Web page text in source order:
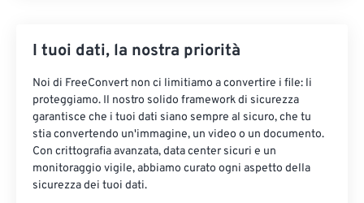
I tuoi dati, la nostra priorità
Noi di FreeConvert non ci limitiamo a convertire i file: li
proteggiamo. Il nostro solido framework di sicurezza
garantisce che i tuoi dati siano sempre al sicuro, che tu
stia convertendo un'immagine, un video o un documento.
Con crittografia avanzata, data center sicuri e un
monitoraggio vigile, abbiamo curato ogni aspetto della
sicurezza dei tuoi dati.